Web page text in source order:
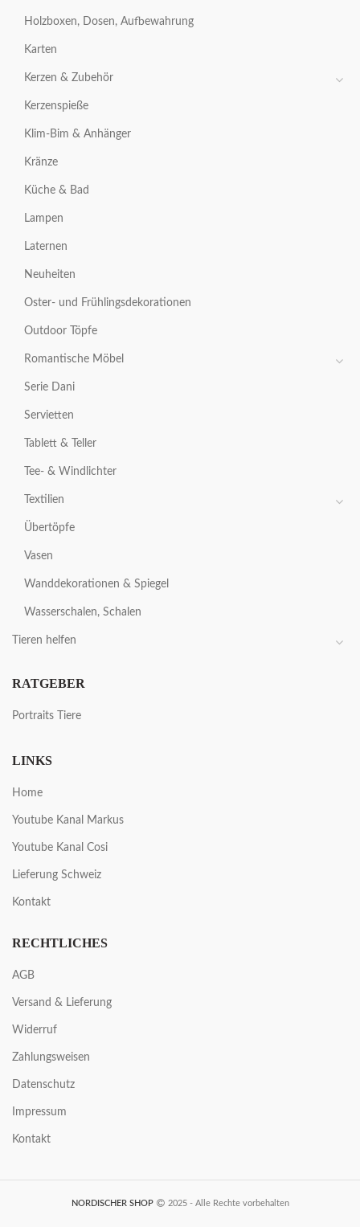
Holzboxen, Dosen, Aufbewahrung
Karten
Kerzen & Zubehör
Kerzenspieße
Klim-Bim & Anhänger
Kränze
Küche & Bad
Lampen
Laternen
Neuheiten
Oster- und Frühlingsdekorationen
Outdoor Töpfe
Romantische Möbel
Serie Dani
Servietten
Tablett & Teller
Tee- & Windlichter
Textilien
Übertöpfe
Vasen
Wanddekorationen & Spiegel
Wasserschalen, Schalen
Tieren helfen
RATGEBER
Portraits Tiere
LINKS
Home
Youtube Kanal Markus
Youtube Kanal Cosi
Lieferung Schweiz
Kontakt
RECHTLICHES
AGB
Versand & Lieferung
Widerruf
Zahlungsweisen
Datenschutz
Impressum
Kontakt
NORDISCHER SHOP 2025 - Alle Rechte vorbehalten